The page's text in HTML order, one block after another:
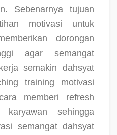
Sebenarnya tujuan
motivasi untuk
dorongan
agar semangat
semakin dahsyat
training motivasi
memberi refresh
karyawan sehingga
semangat dahsyat